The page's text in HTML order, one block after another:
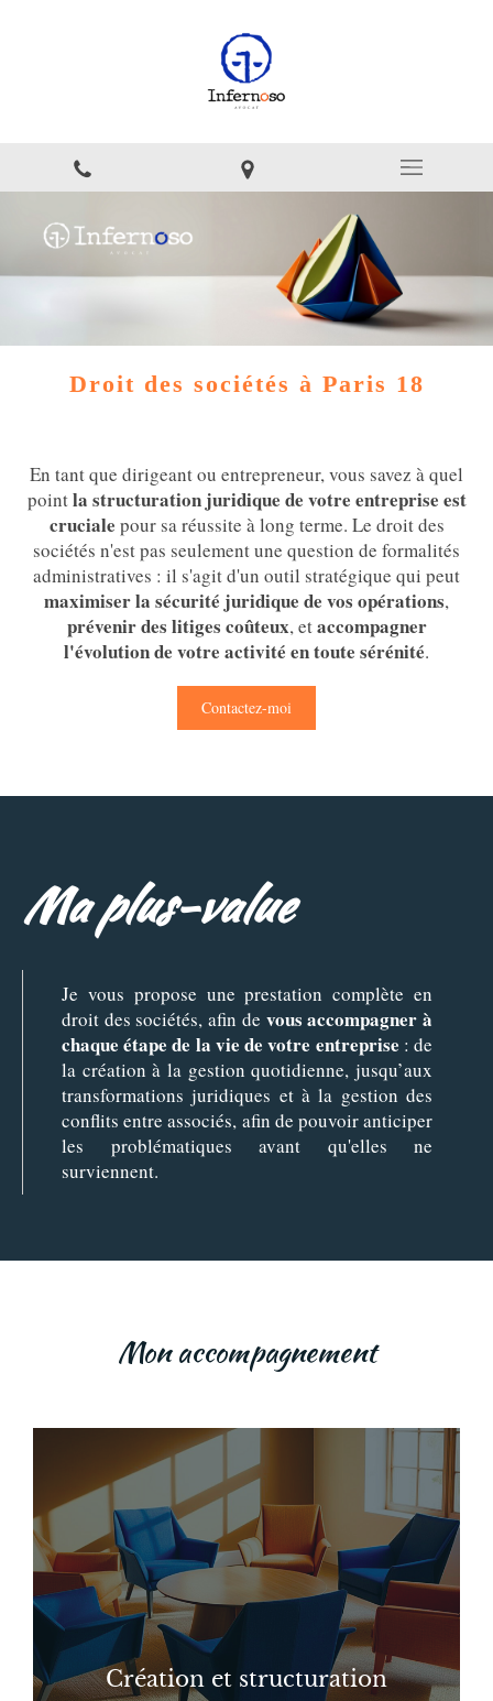
Droit des sociétés à Paris 18
En tant que dirigeant ou entrepreneur, vous savez à quel
pointla structuration juridique de votre entreprise est
cruciale pour sa réussite à long terme. Le droit des
sociétés n'est pas seulement une question de formalités
administratives : il s'agit d'un outil stratégique qui peut
maximiser la sécurité juridique de vos opérations,
prévenir des litiges coûteux, etaccompagner
l'évolution de votre activité en toute sérénité.
Contactez-moi
Ma plus-value
Je vous propose une prestation complète en
droit des sociétés, afin de vous accompagner à
chaque étape de la vie de votre entreprise : de
la création à la gestion quotidienne, jusqu’aux
transformations juridiques et à la gestion des
conflits entre associés, afin de pouvoir anticiper
les problématiques avant qu'elles ne
surviennent.
Mon accompagnement
Création et structuration